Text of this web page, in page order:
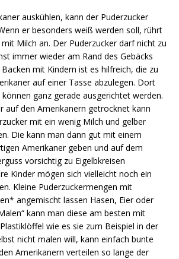
auskühlen, kann der Puderzucker
er besonders weiß werden soll, rührt
Milch an. Der Puderzucker darf nicht zu
immer wieder am Rand des Gebäcks
mit Kindern ist es hilfreich, die zu
auf einer Tasse abzulegen. Dort
ganz gerade ausgerichtet werden.
auf den Amerikanern getrocknet kann
mit ein wenig Milch und gelber
Die kann man dann gut mit einem
Amerikaner geben und auf dem
vorsichtig zu Eigelbkreisen
Kinder mögen sich vielleicht noch ein
Kleine Puderzuckermengen mit
angemischt lassen Hasen, Eier oder
kann man diese am besten mit
wie es sie zum Beispiel in der
nicht malen will, kann einfach bunte
Amerikanern verteilen so lange der